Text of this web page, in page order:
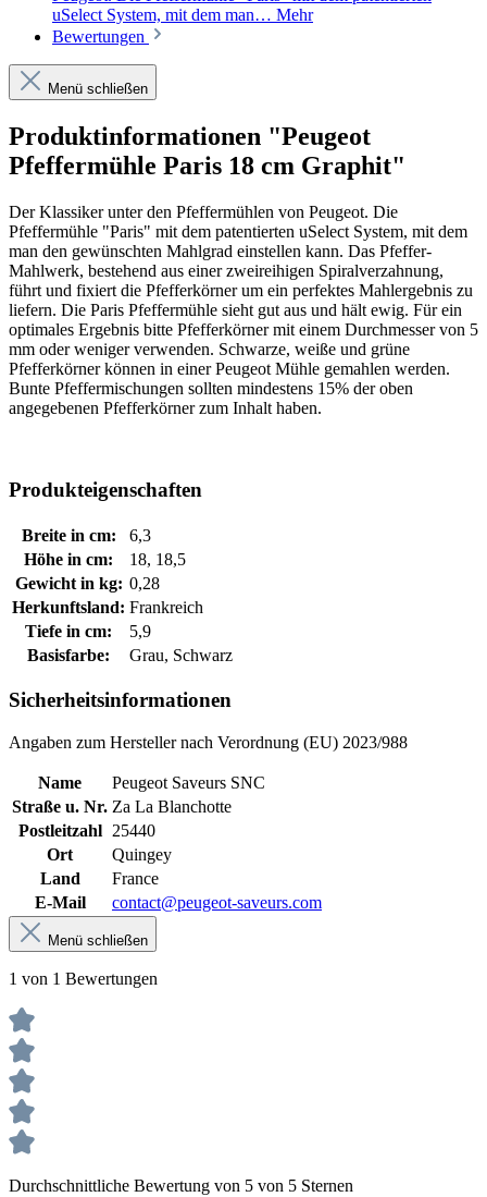
uSelect System, mit dem man… Mehr
Bewertungen
Menü schließen
Produktinformationen "Peugeot
Pfeffermühle Paris 18 cm Graphit"
Der Klassiker unter den Pfeffermühlen von Peugeot. Die
Pfeffermühle "Paris" mit dem patentierten uSelect System, mit dem
man den gewünschten Mahlgrad einstellen kann. Das Pfeffer-
Mahlwerk, bestehend aus einer zweireihigen Spiralverzahnung,
führt und fixiert die Pfefferkörner um ein perfektes Mahlergebnis zu
liefern. Die Paris Pfeffermühle sieht gut aus und hält ewig. Für ein
optimales Ergebnis bitte Pfefferkörner mit einem Durchmesser von 5
mm oder weniger verwenden. Schwarze, weiße und grüne
Pfefferkörner können in einer Peugeot Mühle gemahlen werden.
Bunte Pfeffermischungen sollten mindestens 15% der oben
angegebenen Pfefferkörner zum Inhalt haben.
Produkteigenschaften
Breite in cm:
6,3
Höhe in cm:
18, 18,5
Gewicht in kg: 0,28
Herkunftsland: Frankreich
Tiefe in cm:
5,9
Basisfarbe:
Grau, Schwarz
Sicherheitsinformationen
Angaben zum Hersteller nach Verordnung (EU) 2023/988
Name
Peugeot Saveurs SNC
Straße u. Nr. Za La Blanchotte
Postleitzahl
25440
Ort
Quingey
Land
France
E-Mail
contact@peugeot-saveurs.com
Menü schließen
1 von 1 Bewertungen
Durchschnittliche Bewertung von 5 von 5 Sternen